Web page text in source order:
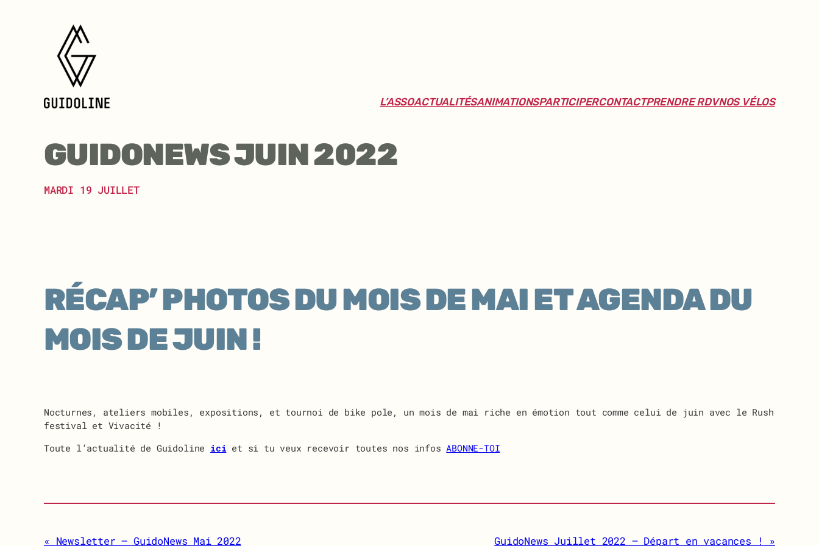
L’ASSOACTUALITÉSANIMATIONSPARTICIPERCONTACTPRENDRE RDVNOS VÉLOS
GUIDONEWS JUIN 2022
MARDI 19 JUILLET
RÉCAP’ PHOTOS DU MOIS DE MAI ET AGENDA DU
MOIS DE JUIN !
Nocturnes, ateliers mobiles, expositions, et tournoi de bike pole, un mois de mai riche en émotion tout comme celui de juin avec le Rush
festival et Vivacité !
Toute l’actualité de Guidoline ici et si tu veux recevoir toutes nos infosABONNE-TOI
Newsletter – GuidoNews Mai 2022 GuidoNews Juillet 2022 – Départ en vacances !